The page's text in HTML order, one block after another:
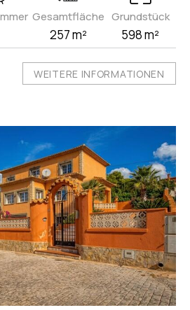
Gesamtfläche
257 m²
Grundstück
598 m²
WEITERE INFORMATIONEN